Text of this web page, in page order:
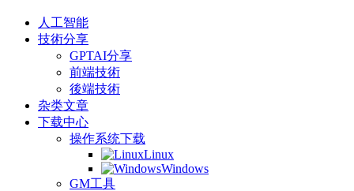
人工智能
技術分享
GPTAI分享
前端技術
後端技術
杂类文章
下载中心
操作系统下载
Linux
Windows
GM工具